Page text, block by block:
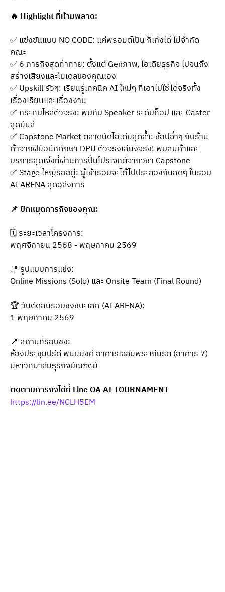
🔥 Highlight ที่ห้ามพลาด:
✅ แข่งขันแบบ NO CODE: แค่พรอมต์เป็น ก็เก่งได้ ไม่จำกัด
คณะ
✅ 6 ภารกิจสุดท้าทาย: ตั้งแต่ Genภาพ, ไอเดียธุรกิจ ไปจนถึง
สร้างเสียงและโมเดลของคุณเอง
✅ Upskill รัวๆ: เรียนรู้เทคนิค AI ใหม่ๆ ที่เอาไปใช้ได้จริงทั้ง
เรื่องเรียนและเรื่องงาน
✅ กระทบไหล่ตัวจริง: พบกับ Speaker ระดับท็อป และ Caster
สุดมันส์
✅ Capstone Market ตลาดนัดไอเดียสุดล้ำ: ช้อปฉ่ำๆ กับร้าน
ค้าจากฝีมือนักศึกษา DPU ตัวจริงเสียงจริง! พบสินค้าและ
บริการสุดเจ๋งที่ผ่านการปั้นโปรเจกต์จากวิชา Capstone
✅ Stage ใหญ่รออยู่: ผู้เข้ารอบจะได้ไปประลองกันสดๆ ในรอบ
AI ARENA สุดอลังการ
📌 ปักหมุดภารกิจของคุณ:
🗓 ระยะเวลาโครงการ:
พฤศจิกายน 2568 - พฤษภาคม 2569
📍 รูปแบบการแข่ง:
Online Missions (Solo) และ Onsite Team (Final Round)
🏆 วันตัดสินรอบชิงชนะเลิศ (AI ARENA):
1 พฤษภาคม 2569
📍 สถานที่รอบชิง:
ห้องประชุมปรีดี พนมยงค์ อาคารเฉลิมพระเกียรติ (อาคาร 7)
มหาวิทยาลัยธุรกิจบัณฑิตย์
ติดตามภารกิจได้ที่ Line OA AI TOURNAMENT
https://lin.ee/NCLH5EM